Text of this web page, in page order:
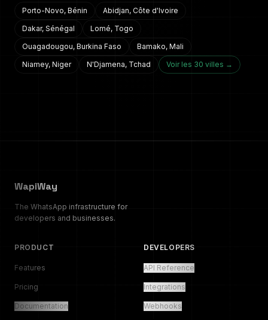
Porto-Novo, Bénin Abidjan, Côte d'Ivoire
Dakar, Sénégal Lomé, Togo
Ouagadougou, Burkina Faso Bamako, Mali
Niamey, Niger N'Djamena, Tchad Voir les 30 villes →
WapiWay
The WhatsApp infrastructure for
developers and businesses.
PRODUCT
Features
Pricing
Documentation
DEVELOPERS
API Reference
Integrations
Webhooks